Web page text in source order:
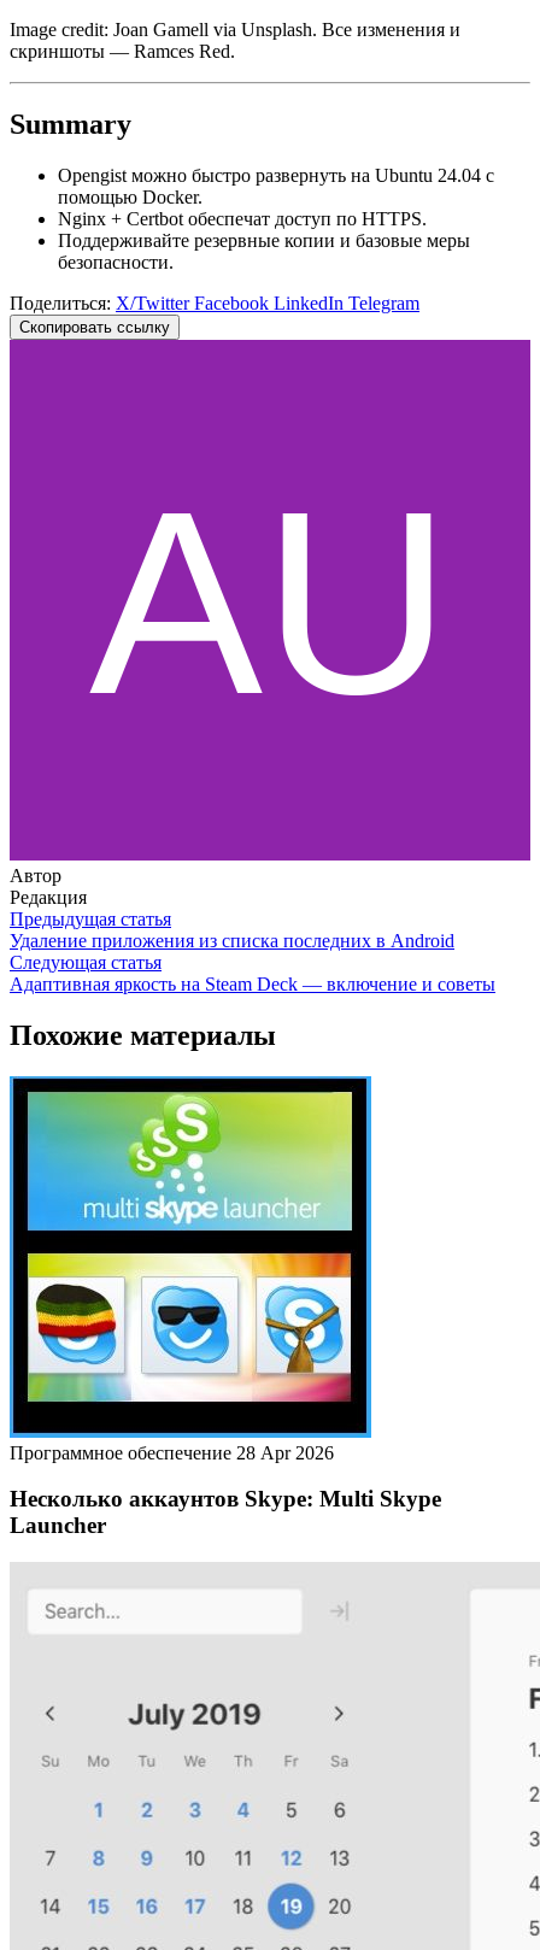
Image credit: Joan Gamell via Unsplash. Все изменения и
скриншоты — Ramces Red.
Summary
Opengist можно быстро развернуть на Ubuntu 24.04 с
помощью Docker.
Nginx + Certbot обеспечат доступ по HTTPS.
Поддерживайте резервные копии и базовые меры
безопасности.
Поделиться: X/TwitterFacebook LinkedIn Telegram
Скопировать ссылку
Автор
Редакция
Предыдущая статья
Удаление приложения из списка последних в Android
Следующая статья
Адаптивная яркость на Steam Deck — включение и советы
Похожие материалы
Программное обеспечение 28 Apr 2026
Несколько аккаунтов Skype: Multi Skype
Launcher